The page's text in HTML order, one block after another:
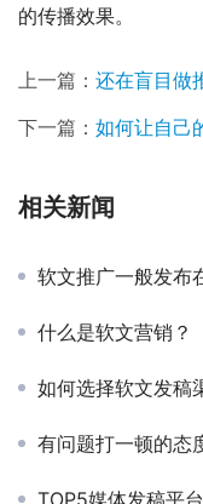
的传播效果。
上一篇： 还在盲目做
下一篇： 如何让自己
相关新闻
软文推广一般发布在
什么是软文营销？
如何选择软文发稿
有问题打一顿的态
TOP5媒体发稿平